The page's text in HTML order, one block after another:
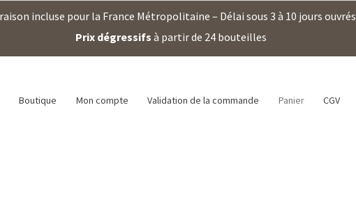
incluse pour la France Métropolitaine – Délai sous 3 à 10 jours ouvrés
Prix dégressifs à partir de 24 bouteilles
Boutique Mon compte Validation de la commande Panier CGV